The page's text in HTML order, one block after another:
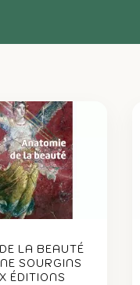
LA BEAUTÉ
SOURGINS
ÉDITIONS